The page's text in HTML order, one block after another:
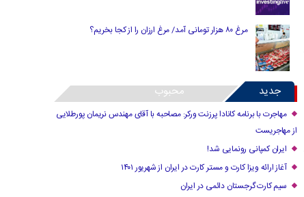
مرغ ۸۰ هزار تومانی آمد/ مرغ ارزان را از کجا بخریم؟
جدید محبوب
مهاجرت با برنامه کانادا پرزنت ورکر: مصاحبه با آقای مهندس نریمان پورطلایی
از مهاجریست
ایران کمپانی رونمایی شد!
آغاز ارائه ویزا کارت و مستر کارت در ایران از شهریور ۱۴۰۱
سیم کارت گرجستان دائمی در ایران